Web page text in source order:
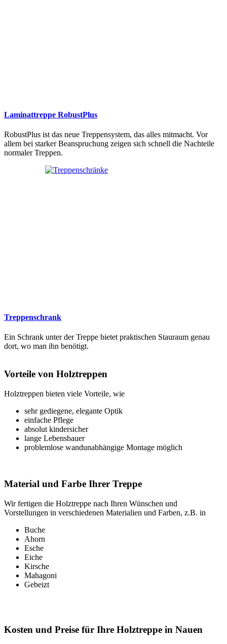
Laminattreppe RobustPlus
RobustPlus ist das neue Treppensystem, das alles mitmacht. Vor
allem bei starker Beanspruchung zeigen sich schnell die Nachteile
normaler Treppen.
Treppenschrank
Ein Schrank unter der Treppe bietet praktischen Stauraum genau
dort, wo man ihn benötigt.
Vorteile von Holztreppen
Holztreppen bieten viele Vorteile, wie
sehr gediegene, elegante Optik
einfache Pflege
absolut kindersicher
lange Lebensbauer
problemlose wandunabhängige Montage möglich
Material und Farbe Ihrer Treppe
Wir fertigen die Holztreppe nach Ihren Wünschen und
Vorstellungen in verschiedenen Materialien und Farben, z.B. in
Buche
Ahorn
Esche
Eiche
Kirsche
Mahagoni
Gebeizt
Kosten und Preise für Ihre Holztreppe in Nauen